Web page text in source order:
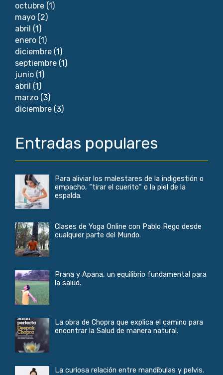
octubre (1)
mayo (2)
abril (1)
enero (1)
diciembre (1)
septiembre (1)
junio (1)
abril (1)
marzo (3)
diciembre (3)
Entradas populares
Para aliviar los malestares de la indigestión o
empacho, “tirar el cuerito” o la piel de la
espalda.
Clases de Yoga Online con Pablo Rego desde
cualquier parte del Mundo.
Prana y Apana, un equilibrio fundamental para
la salud.
La obra de Chopra que explica el camino para
encontrar la Salud de manera natural.
La curiosa relación entre mandíbulas y pelvis.